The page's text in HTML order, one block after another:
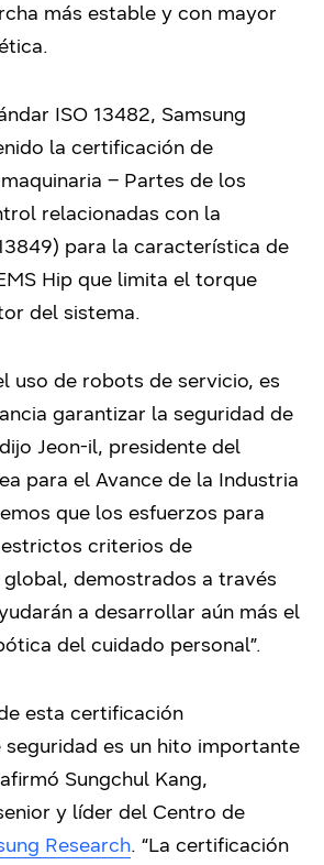
más estable y con mayor
ISO 13482, Samsung
la certificación de
– Partes de los
relacionadas con la
para la característica de
Hip que limita el torque
del sistema.
uso de robots de servicio, es
garantizar la seguridad de
Jeon-il, presidente del
para el Avance de la Industria
que los esfuerzos para
criterios de
demostrados a través
a desarrollar aún más el
del cuidado personal”.
esta certificación
seguridad es un hito importante
Sungchul Kang,
y líder del Centro de
Research. “La certificación